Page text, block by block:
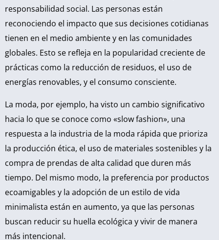
responsabilidad social. Las personas están
reconociendo el impacto que sus decisiones cotidianas
tienen en el medio ambiente y en las comunidades
globales. Esto se refleja en la popularidad creciente de
prácticas como la reducción de residuos, el uso de
energías renovables, y el consumo consciente.
La moda, por ejemplo, ha visto un cambio significativo
hacia lo que se conoce como «slow fashion», una
respuesta a la industria de la moda rápida que prioriza
la producción ética, el uso de materiales sostenibles y la
compra de prendas de alta calidad que duren más
tiempo. Del mismo modo, la preferencia por productos
ecoamigables y la adopción de un estilo de vida
minimalista están en aumento, ya que las personas
buscan reducir su huella ecológica y vivir de manera
más intencional.